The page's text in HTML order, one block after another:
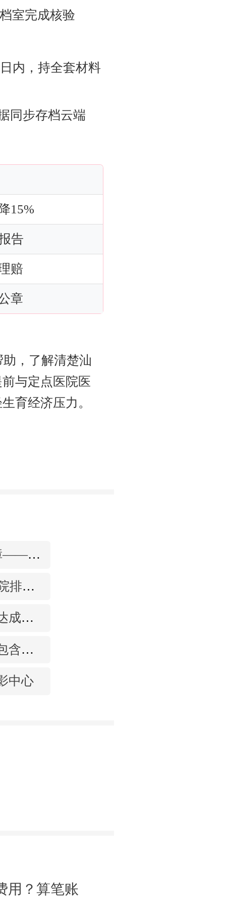
室完成核验
内，持全套材料
同步存档云端
15%
告
赔
章
，了解清楚汕
与定点医院医
育经济压力。
拉玛3更高成功率的保障——泰国超强实验室
2023在天津公立试管医院排名，附带费用明细
花生医疗与陈建明教授达成战略合作，共促精准保胎事业发展
泰国试管多少钱？收费包含什么项目？不成功能退款？
中心
用？算笔账